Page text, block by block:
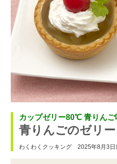
カップゼリー80℃ 青りんご
青りんごのゼリ
わくわくクッキング 2025年8月3日